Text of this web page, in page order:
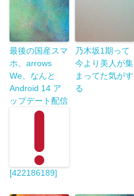
最後の国産スマ
ホ、arrows
We、なんと
Android 14 ア
ップデート配信
[422186189]
乃木坂1期って
今より美人が集
まってた気がす
る